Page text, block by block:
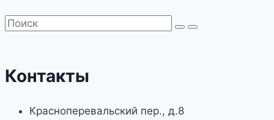
Контакты
Красноперевальский пер., д.8